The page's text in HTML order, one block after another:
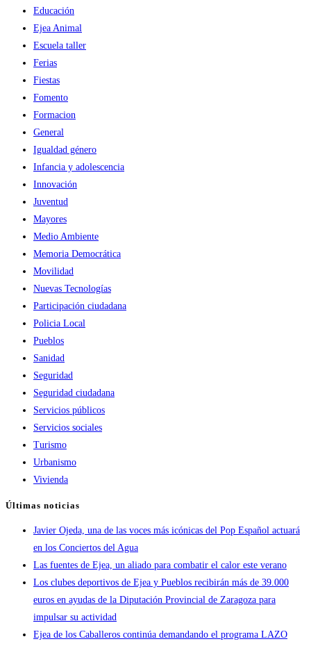
Educación
Ejea Animal
Escuela taller
Ferias
Fiestas
Fomento
Formacion
General
Igualdad género
Infancia y adolescencia
Innovación
Juventud
Mayores
Medio Ambiente
Memoria Democrática
Movilidad
Nuevas Tecnologías
Participación ciudadana
Policia Local
Pueblos
Sanidad
Seguridad
Seguridad ciudadana
Servicios públicos
Servicios sociales
Turismo
Urbanismo
Vivienda
Últimas noticias
Javier Ojeda, una de las voces más icónicas del Pop Español actuará
en los Conciertos del Agua
Las fuentes de Ejea, un aliado para combatir el calor este verano
Los clubes deportivos de Ejea y Pueblos recibirán más de 39.000
euros en ayudas de la Diputación Provincial de Zaragoza para
impulsar su actividad
Ejea de los Caballeros continúa demandando el programa LAZO